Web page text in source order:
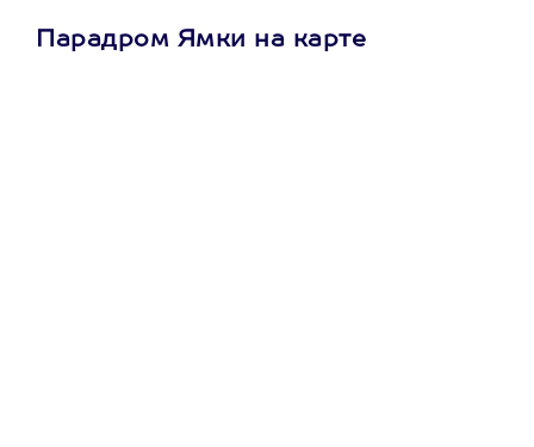
Парадром Ямки на карте